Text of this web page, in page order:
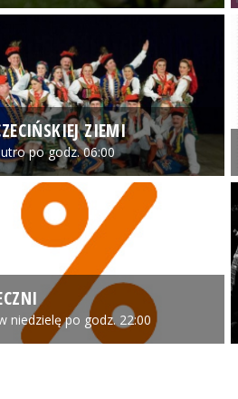
ZIEMI
po godz. 06:00
niedzielę po godz. 22:00